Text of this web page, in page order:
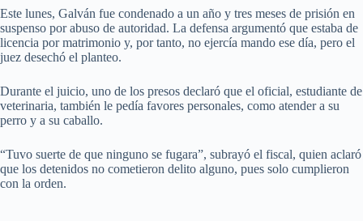
Este lunes, Galván fue condenado a un año y tres meses de prisión en
suspenso por abuso de autoridad. La defensa argumentó que estaba de
licencia por matrimonio y, por tanto, no ejercía mando ese día, pero el
juez desechó el planteo.
Durante el juicio, uno de los presos declaró que el oficial, estudiante de
veterinaria, también le pedía favores personales, como atender a su
perro y a su caballo.
“Tuvo suerte de que ninguno se fugara”, subrayó el fiscal, quien aclaró
que los detenidos no cometieron delito alguno, pues solo cumplieron
con la orden.